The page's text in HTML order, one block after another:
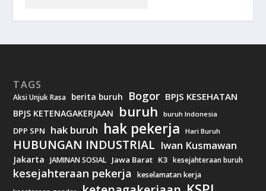
TAGS
Aksi Unjuk Rasa berita buruh Bogor BPJS KESEHATAN
BPJS KETENAGAKERJAAN buruh buruh Indonesia
DPP SPN hak buruh hak pekerja Hari Buruh
HUBUNGAN INDUSTRIAL Iwan Kusmawan
Jakarta JAMINAN SOSIAL Jawa Barat K3 kesejahteraan buruh
kesejahteraan pekerja keselamatan kerja